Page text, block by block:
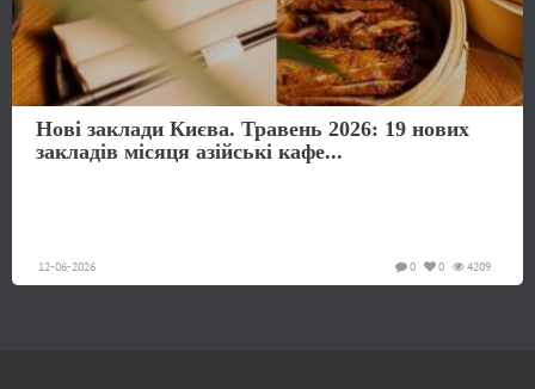
Нові заклади Києва. Травень 2026: 19 нових
закладів місяця азійські кафе...
12-06-2026 4209
0
0